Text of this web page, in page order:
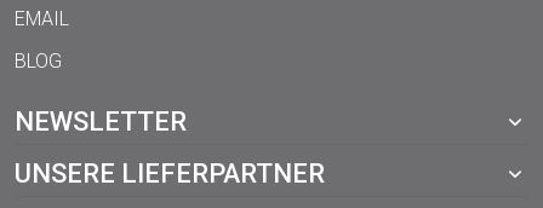
EMAIL
BLOG
NEWSLETTER
UNSERE LIEFERPARTNER